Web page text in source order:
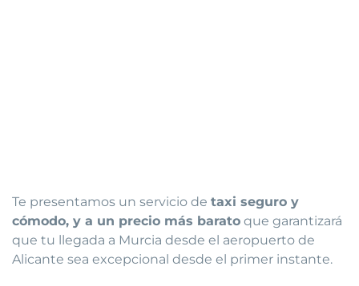
Te presentamos un servicio de taxi seguro y
cómodo, y a un precio más barato que garantizará
que tu llegada a Murcia desde el aeropuerto de
Alicante sea excepcional desde el primer instante.